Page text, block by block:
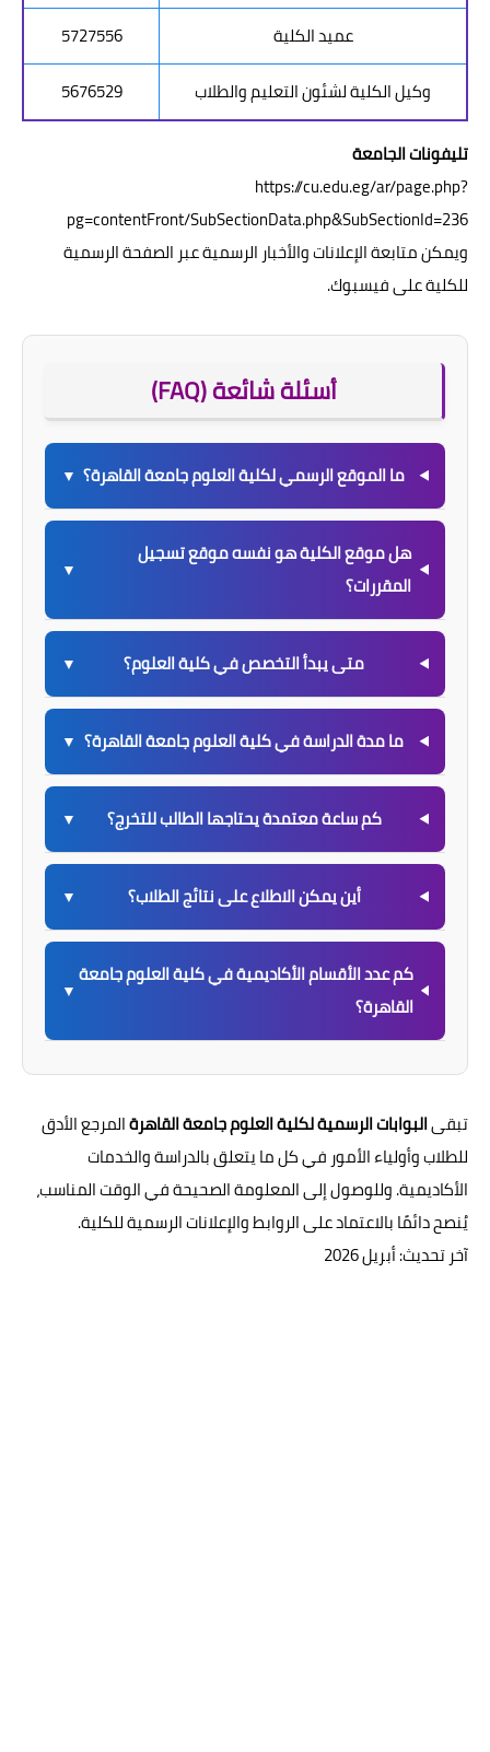
عميد الكلية
5727556
وكيل الكلية لشئون التعليم والطلاب
5676529
تليفونات الجامعة
https://cu.edu.eg/ar/page.php?
pg=contentFront/SubSectionData.php&SubSectionId=236
ويمكن متابعة الإعلانات والأخبار الرسمية عبر الصفحة الرسمية
للكلية على فيسبوك.
أسئلة شائعة (FAQ)
ما الموقع الرسمي لكلية العلوم جامعة القاهرة؟ ▼
هل موقع الكلية هو نفسه موقع تسجيل
المقررات؟
▼
متى يبدأ التخصص في كلية العلوم؟ ▼
ما مدة الدراسة في كلية العلوم جامعة القاهرة؟ ▼
كم ساعة معتمدة يحتاجها الطالب للتخرج؟ ▼
أين يمكن الاطلاع على نتائج الطلاب؟ ▼
كم عدد الأقسام الأكاديمية في كلية العلوم جامعة
القاهرة؟
▼
تبقىالبوابات الرسمية لكلية العلوم جامعة القاهرةالمرجع الأدق
للطلاب وأولياء الأمور في كل ما يتعلق بالدراسة والخدمات
الأكاديمية. وللوصول إلى المعلومة الصحيحة في الوقت المناسب،
يُنصح دائمًا بالاعتماد على الروابط والإعلانات الرسمية للكلية.
آخر تحديث: أبريل 2026